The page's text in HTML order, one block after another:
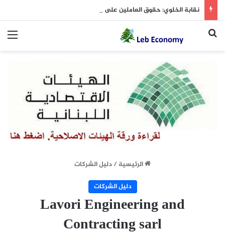
بحث عن
الرئيسية/دليل الشركات
دليل الشركات
Lavori Engineering and
Contracting sarl